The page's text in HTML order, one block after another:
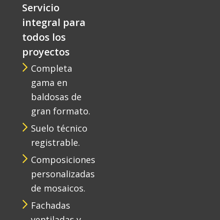
Servicio
integral para
todos los
proyectos
Completa
gama en
baldosas de
gran formato.
Suelo técnico
registrable.
Composiciones
personalizadas
de mosaicos.
Fachadas